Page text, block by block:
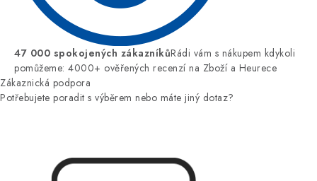
47 000 spokojených zákazníkůRádi vám s nákupem kdykoli
pomůžeme: 4000+ ověřených recenzí na Zboží a Heurece
Zákaznická podpora
Potřebujete poradit s výběrem nebo máte jiný dotaz?